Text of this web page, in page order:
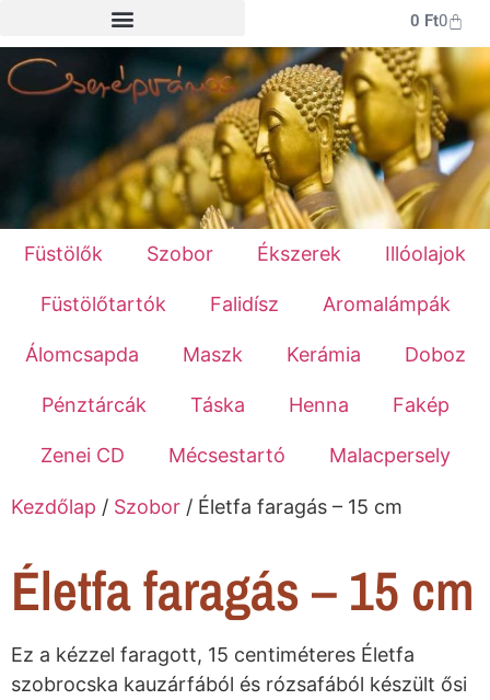
0 Ft0
Füstölők Szobor Ékszerek Illóolajok
Füstölőtartók Falidísz Aromalámpák
Álomcsapda Maszk Kerámia Doboz
Pénztárcák Táska Henna Fakép
Zenei CD Mécsestartó Malacpersely
Kezdőlap / Szobor / Életfa faragás – 15 cm
Életfa faragás – 15 cm
Ez a kézzel faragott, 15 centiméteres Életfa
szobrocska kauzárfából és rózsafából készült ősi